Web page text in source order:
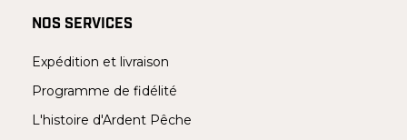
NOS SERVICES
Expédition et livraison
Programme de fidélité
L'histoire d'Ardent Pêche